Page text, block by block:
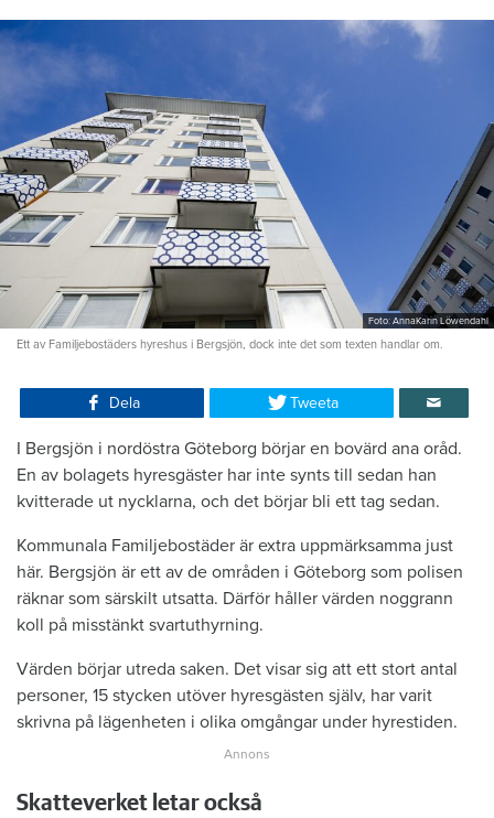
Foto: AnnaKarin Löwendahl
Ett av Familjebostäders hyreshus i Bergsjön, dock inte det som texten handlar om.
Dela Tweeta
I Bergsjön i nordöstra Göteborg börjar en bovärd ana oråd.
En av bolagets hyresgäster har inte synts till sedan han
kvitterade ut nycklarna, och det börjar bli ett tag sedan.
Kommunala Familjebostäder är extra uppmärksamma just
här. Bergsjön är ett av de områden i Göteborg som polisen
räknar som särskilt utsatta. Därför håller värden noggrann
koll på misstänkt svartuthyrning.
Värden börjar utreda saken. Det visar sig att ett stort antal
personer, 15 stycken utöver hyresgästen själv, har varit
skrivna på lägenheten i olika omgångar under hyrestiden.
Skatteverket letar också